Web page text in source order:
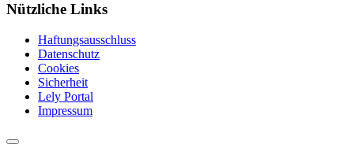
Nützliche Links
Haftungsausschluss
Datenschutz
Cookies
Sicherheit
Lely Portal
Impressum